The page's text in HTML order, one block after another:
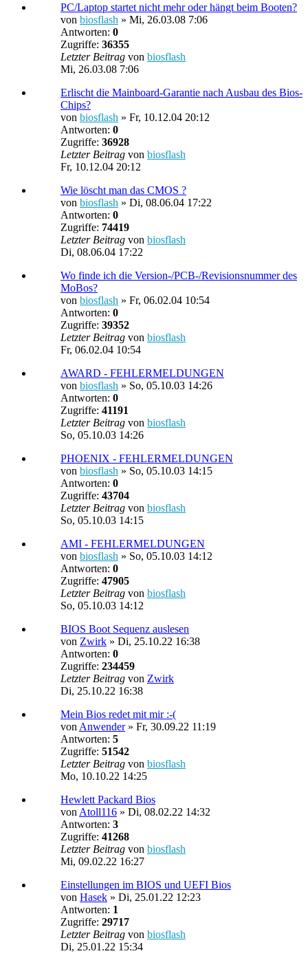
PC/Laptop startet nicht mehr oder hängt beim Booten?
von biosflash » Mi, 26.03.08 7:06
Antworten: 0
Zugriffe: 36355
Letzter Beitrag von biosflash
Mi, 26.03.08 7:06
Erlischt die Mainboard-Garantie nach Ausbau des Bios-
Chips?
von biosflash » Fr, 10.12.04 20:12
Antworten: 0
Zugriffe: 36928
Letzter Beitrag von biosflash
Fr, 10.12.04 20:12
Wie löscht man das CMOS ?
von biosflash » Di, 08.06.04 17:22
Antworten: 0
Zugriffe: 74419
Letzter Beitrag von biosflash
Di, 08.06.04 17:22
Wo finde ich die Version-/PCB-/Revisionsnummer des
MoBos?
von biosflash » Fr, 06.02.04 10:54
Antworten: 0
Zugriffe: 39352
Letzter Beitrag von biosflash
Fr, 06.02.04 10:54
AWARD - FEHLERMELDUNGEN
von biosflash » So, 05.10.03 14:26
Antworten: 0
Zugriffe: 41191
Letzter Beitrag von biosflash
So, 05.10.03 14:26
PHOENIX - FEHLERMELDUNGEN
von biosflash » So, 05.10.03 14:15
Antworten: 0
Zugriffe: 43704
Letzter Beitrag von biosflash
So, 05.10.03 14:15
AMI - FEHLERMELDUNGEN
von biosflash » So, 05.10.03 14:12
Antworten: 0
Zugriffe: 47905
Letzter Beitrag von biosflash
So, 05.10.03 14:12
BIOS Boot Sequenz auslesen
von Zwirk » Di, 25.10.22 16:38
Antworten: 0
Zugriffe: 234459
Letzter Beitrag von Zwirk
Di, 25.10.22 16:38
Mein Bios redet mit mir :-(
von Anwender» Fr, 30.09.22 11:19
Antworten: 5
Zugriffe: 51542
Letzter Beitrag von biosflash
Mo, 10.10.22 14:25
Hewlett Packard Bios
von Atoll116 » Di, 08.02.22 14:32
Antworten: 3
Zugriffe: 41268
Letzter Beitrag von biosflash
Mi, 09.02.22 16:27
Einstellungen im BIOS und UEFI Bios
von Hasek » Di, 25.01.22 12:23
Antworten: 1
Zugriffe: 29717
Letzter Beitrag von biosflash
Di, 25.01.22 15:34